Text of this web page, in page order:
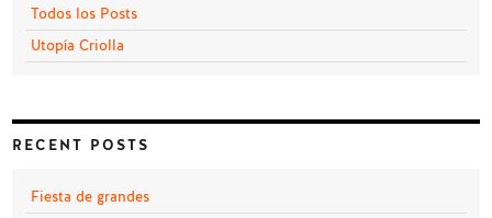
Todos los Posts
Utopía Criolla
RECENT POSTS
Fiesta de grandes